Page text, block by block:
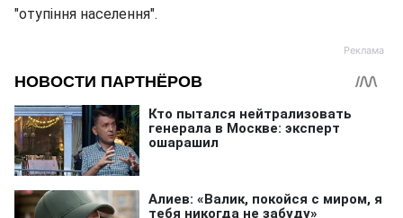
"отупіння населення".